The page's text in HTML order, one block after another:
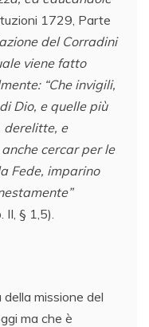
1729, Parte
del Corradini
viene fatto
“Che invigili,
Dio, e quelle più
derelitte, e
cercar per le
Fede, imparino
II, § 1,5).
missione del
ma che è